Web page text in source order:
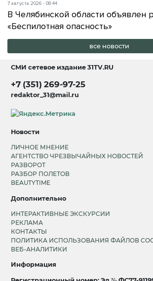
7 августа 2026 - 08:44
В Челябинской области объявлен
«Беспилотная опасность»
все новости
СМИ сетевое издание31TV.RU
+7 (351) 269-97-25
redaktor_31@mail.ru
Новости
ЛИЧНОЕ МНЕНИЕ
АГЕНТСТВО ЧРЕЗВЫЧАЙНЫХ НОВОСТЕЙ
РАЗВОРОТ
РАЗБОР ПОЛЕТОВ
BEAUTYTIME
Дополнительно
ИНТЕРАКТИВНЫЕ ЭКСКУРСИИ
РЕКЛАМА
КОНТАКТЫ
ПОЛИТИКА ИСПОЛЬЗОВАНИЯ ФАЙЛОВ
ВЕБ-АНАЛИТИКИ
Информация